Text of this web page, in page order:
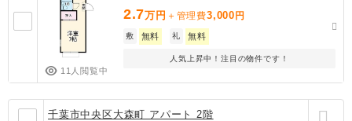
11人閲覧中
2.7万円 ＋管理費3,000 円
敷 無料 礼 無料
人気上昇中！注目の物件です！
千葉市中央区大森町 アパート 2階